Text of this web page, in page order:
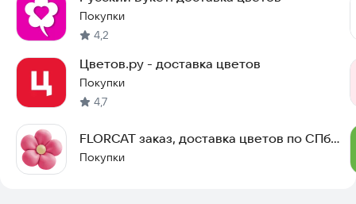
сегодня.
Покупки
4,2
Цветов.ру - доставка цветов
Покупки
4,7
FLORCAT заказ, доставка цветов по СПб
и Москве
Покупки